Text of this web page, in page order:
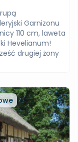
Garnizonu
110 cm, laweta
Hevelianum!
drugiej żony